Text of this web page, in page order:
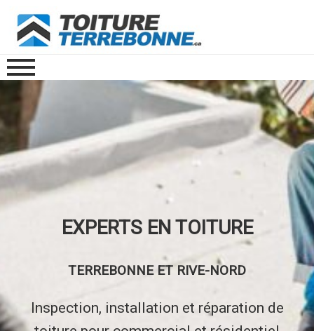
EXPERTS EN TOITURE
TERREBONNE ET RIVE-NORD
Inspection, installation et réparation de